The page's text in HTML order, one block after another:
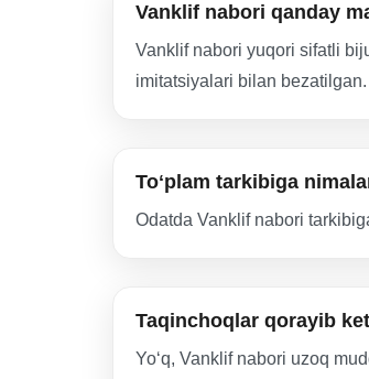
Vanklif nabori qanday
Vanklif nabori yuqori sifatli
imitatsiyalari bilan bezatilgan.
Toʻplam tarkibiga
Odatda Vanklif nabori
Taqinchoqlar qorayib
Yoʻq, Vanklif nabori uzoq